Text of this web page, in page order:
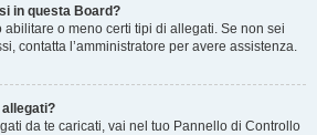
in questa Board?
o meno certi tipi di allegati. Se non sei
contatta l’amministratore per avere assistenza.
da te caricati, vai nel tuo Pannello di Controllo